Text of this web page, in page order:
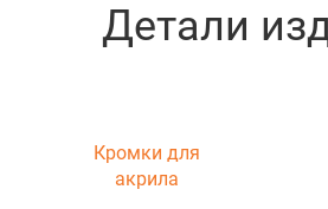
Детали
Кромки для
акрила